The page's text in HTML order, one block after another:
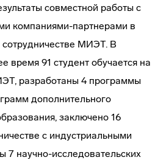
совместной работы с
компаниями-партнерами в
МИЭТ. В
время 91 студент обучается на
разработаны 4 программы
дополнительного
заключено 16
с индустриальными
7 научно-исследовательских